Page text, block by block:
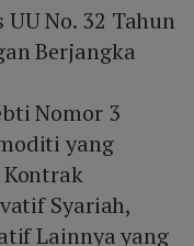
No. 32 Tahun
Berjangka
Nomor 3
yang
Syariah,
Lainnya yang